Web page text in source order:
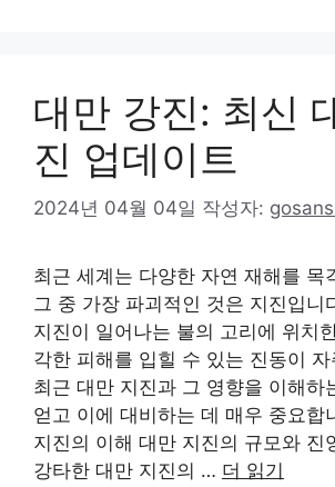
대만 강진: 최신
진 업데이트
2024년 04월 04일 작성자:
최근 세계는 다양한 자연 재해를 목
그 중 가장 파괴적인 것은 지진입니
지진이 일어나는 불의 고리에 위치
각한 피해를 입힐 수 있는 진동이
최근 대만 지진과 그 영향을 이해하
얻고 이에 대비하는 데 매우 중요합
지진의 이해 대만 지진의 규모와 진
강타한 대만 지진의 … 더 읽기